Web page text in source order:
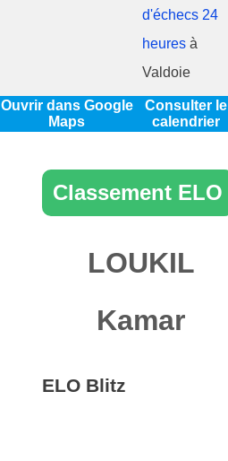
d'échecs 24
heures à
Valdoie
Ouvrir dans Google
Maps
Consulter le
calendrier
Classement ELO
LOUKIL
Kamar
ELO Blitz